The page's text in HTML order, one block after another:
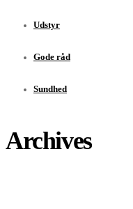
Udstyr
Gode råd
Sundhed
Archives